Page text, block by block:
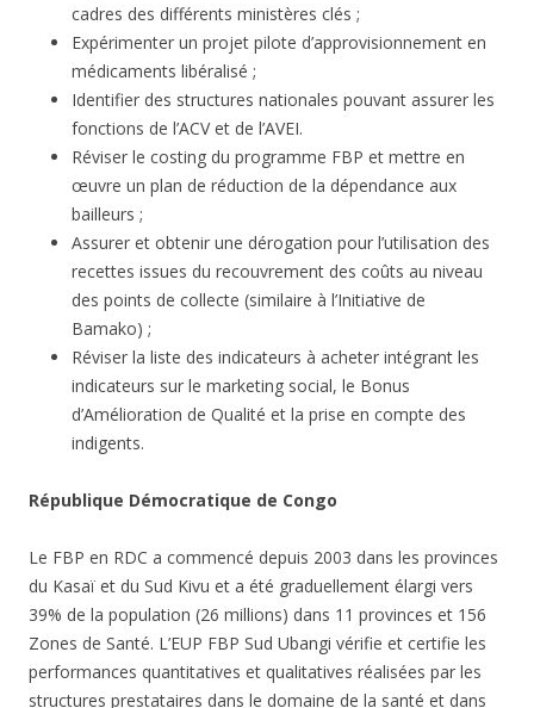
cadres des différents ministères clés ;
Expérimenter un projet pilote d’approvisionnement en
médicaments libéralisé ;
Identifier des structures nationales pouvant assurer les
fonctions de l’ACV et de l’AVEI.
Réviser le costing du programme FBP et mettre en
œuvre un plan de réduction de la dépendance aux
bailleurs ;
Assurer et obtenir une dérogation pour l’utilisation des
recettes issues du recouvrement des coûts au niveau
des points de collecte (similaire à l’Initiative de
Bamako) ;
Réviser la liste des indicateurs à acheter intégrant les
indicateurs sur le marketing social, le Bonus
d’Amélioration de Qualité et la prise en compte des
indigents.
République Démocratique de Congo
Le FBP en RDC a commencé depuis 2003 dans les provinces
du Kasaï et du Sud Kivu et a été graduellement élargi vers
39% de la population (26 millions) dans 11 provinces et 156
Zones de Santé. L’EUP FBP Sud Ubangi vérifie et certifie les
performances quantitatives et qualitatives réalisées par les
structures prestataires dans le domaine de la santé et dans